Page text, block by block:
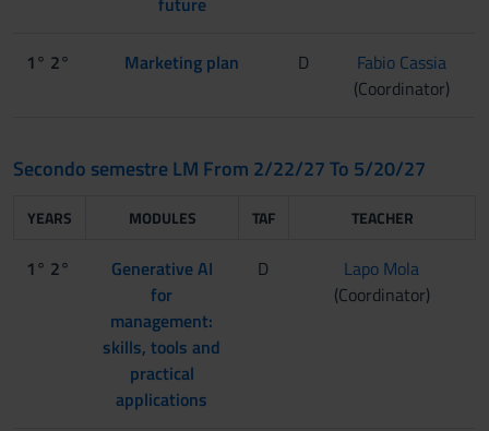
1° 2° Marketing plan D
Fabio Cassia
(Coordinator)
Secondo semestre LM From 2/22/27 To 5/20/27
YEARS MODULES TAF TEACHER
1° 2°
Generative AI
for
management:
skills, tools and
practical
applications
D
Lapo Mola
(Coordinator)